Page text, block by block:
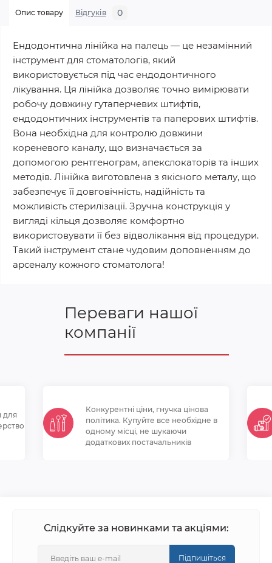
Опис товару Відгуків 0
Ендодонтична лінійка на палець — це незамінний
інструмент для стоматологів, який
використовується під час ендодонтичного
лікування. Ця лінійка дозволяє точно вимірювати
робочу довжину гутаперчевих штифтів,
ендодонтичних інструментів та паперових штифтів.
Вона необхідна для контролю довжини
кореневого каналу, що визначається за
допомогою рентгенограм, апекслокаторів та інших
методів. Лінійка виготовлена з якісного металу, що
забезпечує її довговічність, надійність та
можливість стерилізації. Зручна конструкція у
вигляді кільця дозволяє комфортно
використовувати її без відволікання від процедури.
Такий інструмент стане чудовим доповненням до
арсеналу кожного стоматолога!
Переваги нашої
компанії
для
Конкурентні ціни, гнучка цінова
політикa. Купуйте все необхідне в
одному місці, не шукаючи
додаткових постачальників
Слідкуйте за новинками та акціями:
Підпишіться